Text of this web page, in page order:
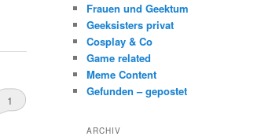
1
Frauen und Geektum
Geeksisters privat
Cosplay & Co
Game related
Meme Content
Gefunden – gepostet
ARCHIV